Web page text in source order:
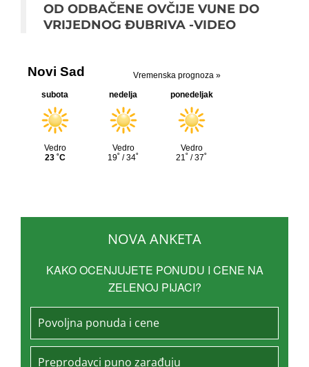
OD ODBAČENE OVČIJE VUNE DO
VRIJEDNOG ĐUBRIVA -VIDEO
NOVA ANKETA
KAKO OCENJUJETE PONUDU I CENE NA
ZELENOJ PIJACI?
Povoljna ponuda i cene
Preprodavci puno zarađuju